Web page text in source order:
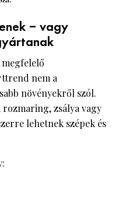
– vagy
nem a
növényekről szól.
zsálya vagy
lehetnek szépek és